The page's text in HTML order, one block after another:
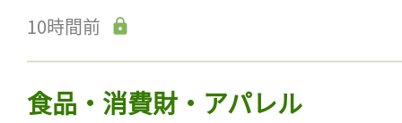
10時間前
食品・消費財・アパレル